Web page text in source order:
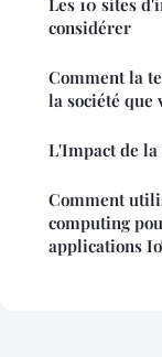
Les 10 sites
considérer
Comment la
la société que
L'Impact de
Comment
computing
applications